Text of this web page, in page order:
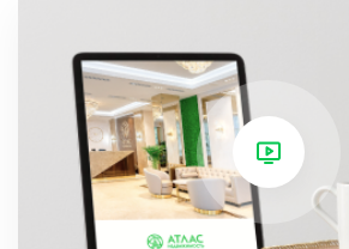
этими моментами,
искристого вина или чашкой
кофе, погружаясь в
рассветы, объединенные с